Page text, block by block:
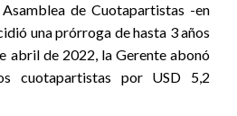
de Cuotapartistas -en
una prórroga de hasta 3 años
abril de 2022, la Gerente abonó
cuotapartistas por USD 5,2